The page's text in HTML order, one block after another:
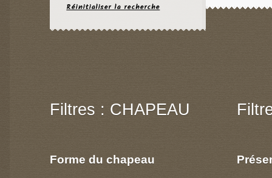
Réinitialiser la recherche
Filtres : CHAPEAU
Forme du chapeau